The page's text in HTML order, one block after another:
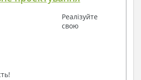
Реалізуйте
свою